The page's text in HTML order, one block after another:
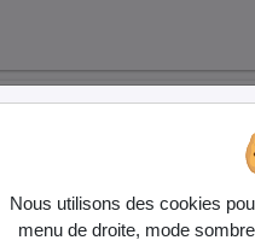
Nous utilisons des cookies
menu de droite, mode